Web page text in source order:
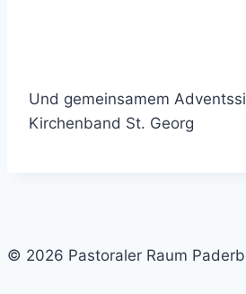
Und gemeinsamem
Kirchenband St. Georg
© 2026 Pastoraler Raum